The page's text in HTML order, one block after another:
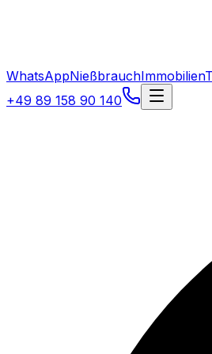
WhatsAppNießbrauchImmobilien
+49 89 158 90 140